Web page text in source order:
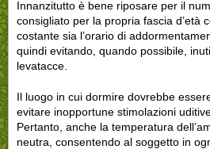
Innanzitutto è bene riposare per il
consigliato per la propria fascia d’età
costante sia l’orario di
quindi evitando, quando possibile,
levatacce.
Il luogo in cui dormire dovrebbe
evitare inopportune stimolazioni
Pertanto, anche la temperatura
neutra, consentendo al soggetto in